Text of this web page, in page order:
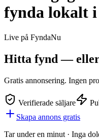
fynda lokalt i
Live på FyndaNu
Hitta fynd —
Gratis annonsering. Ingen
Verifierade säljare
Skapa annons gratis
Tar under en minut · Inga